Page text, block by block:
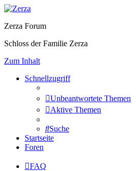
Zerza Forum
Schloss der Familie Zerza
Zum Inhalt
Schnellzugriff
Unbeantwortete Themen
Aktive Themen
Suche
Startseite
Foren
FAQ